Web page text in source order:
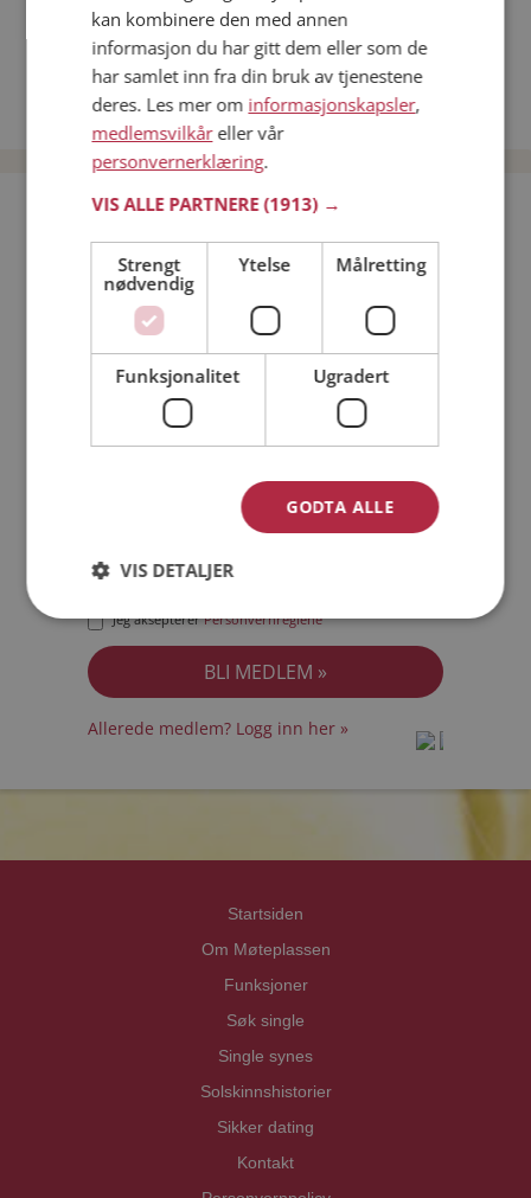
Andre single fra Nittedal
Menn fra Nittedal
Date kvinner i Norge
Date menn i Norge
Bli medlem gratis!
Jeg er en:
Jeg akseptererPersonvernreglene
Allerede medlem? Logg inn her »
Startsiden
Om Møteplassen
Funksjoner
Søk single
Single synes
Solskinnshistorier
Sikker dating
Kontakt
kan kombinere den med annen
informasjon du har gitt dem eller som de
har samlet inn fra din bruk av tjenestene
deres. Les mer om informasjonskapsler,
medlemsvilkåreller vår
personvernerklæring.
VIS ALLE PARTNERE(1913) →
Strengt
nødvendig
Ytelse Målretting
Funksjonalitet Ugradert
GODTA ALLE
VIS DETALJER